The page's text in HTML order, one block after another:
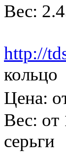
Вес:
http://
кольцо
Цена:
Вес: от
серьги